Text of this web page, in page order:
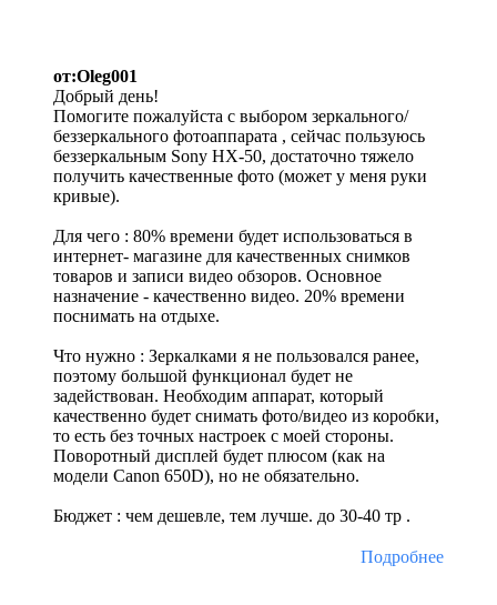
от:Oleg001
Добрый день!
Помогите пожалуйста с выбором зеркального/
беззеркального фотоаппарата , сейчас пользуюсь
беззеркальным Sony HX-50, достаточно тяжело
получить качественные фото (может у меня руки
кривые).
Для чего : 80% времени будет использоваться в
интернет- магазине для качественных снимков
товаров и записи видео обзоров. Основное
назначение - качественно видео. 20% времени
поснимать на отдыхе.
Что нужно : Зеркалками я не пользовался ранее,
поэтому большой функционал будет не
задействован. Необходим аппарат, который
качественно будет снимать фото/видео из коробки,
то есть без точных настроек с моей стороны.
Поворотный дисплей будет плюсом (как на
модели Canon 650D), но не обязательно.
Бюджет : чем дешевле, тем лучше. до 30-40 тр .
Подробнее